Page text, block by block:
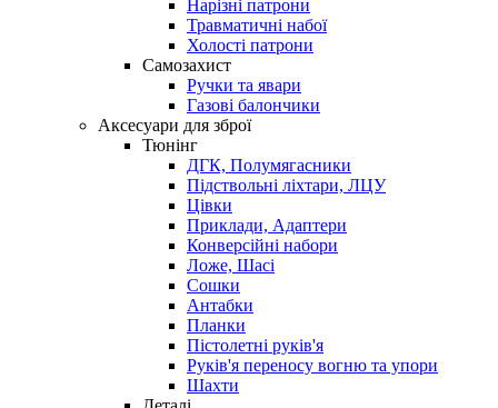
Нарізні патрони
Травматичні набої
Холості патрони
Самозахист
Ручки та явари
Газові балончики
Аксесуари для зброї
Тюнінг
ДГК, Полумягасники
Підствольні ліхтари, ЛЦУ
Цівки
Приклади, Адаптери
Конверсійні набори
Ложе, Шасі
Сошки
Антабки
Планки
Пістолетні руків'я
Руків'я переносу вогню та упори
Шахти